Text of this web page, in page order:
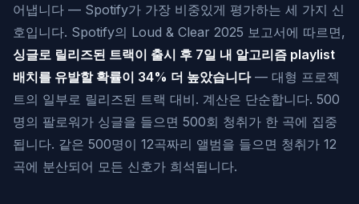
어냅니다 — Spotify가 가장 비중있게 평가하는 세 가지 신
호입니다. Spotify의 Loud & Clear 2025 보고서에 따르면,
싱글로 릴리즈된 트랙이 출시 후 7일 내 알고리즘 playlist
배치를 유발할 확률이 34% 더 높았습니다— 대형 프로젝
트의 일부로 릴리즈된 트랙 대비. 계산은 단순합니다. 500
명의 팔로워가 싱글을 들으면 500회 청취가 한 곡에 집중
됩니다. 같은 500명이 12곡짜리 앨범을 들으면 청취가 12
곡에 분산되어 모든 신호가 희석됩니다.